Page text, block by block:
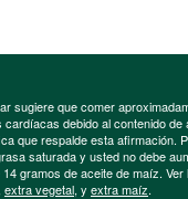
sugiere que comer
debido al contenido
que respalde esta afirmación.
saturada y usted no debe
gramos de aceite de maíz.
extra vegetal, y extra maíz.